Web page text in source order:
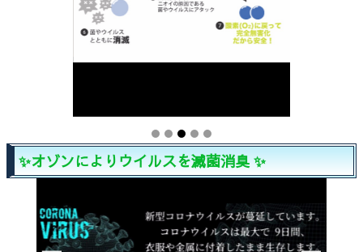
✨オゾンによりウイルスを滅菌消臭 ✨